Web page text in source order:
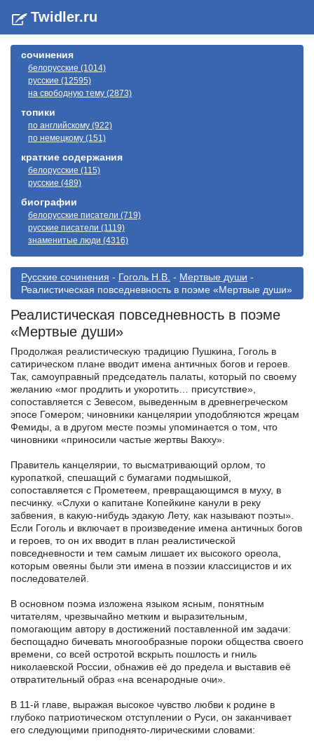
Twidler.ru
сочинения
белорусские (1014)
русские (12595)
на свободную тему (2873)
топики
по английскому (922)
по немецкому (151)
краткие содержания
белорусские (115)
русские (489)
биографии
белорусские писатели (719)
русские писатели (1119)
знаменитые люди (4316)
Русские сочинения - Гоголь Н.В. - Мертвые души -
Реалистическая повседневность в поэме «Мертвые души»
Реалистическая повседневность в поэме
«Мертвые души»
Продолжая реалистическую традицию Пушкина, Гоголь в
сатирическом плане вводит имена античных богов и героев.
Так, самоуправный председатель палаты, который по своему
желанию «мог продлить и укоротить… присутствие»,
сопоставляется с Зевесом, выведенным в древнегреческом
эпосе Гомером; чиновники канцелярии уподобляются жрецам
Фемиды, а в другом месте поэмы упоминается о том, что
чиновники «приносили частые жертвы Вакху».
Правитель канцелярии, то высматривающий орлом, то
куропаткой, спешащий с бумагами подмышкой,
сопоставляется с Прометеем, превращающимся в муху, в
песчинку. «Слухи о капитане Копейкине канули в реку
забвения, в какую-нибудь эдакую Лету, как называют поэты».
Если Гоголь и включает в произведение имена античных богов
и героев, то он их вводит в план реалистической
повседневности и тем самым лишает их высокого ореола,
которым овеяны были эти имена в поэзии классицистов и их
последователей.
В основном поэма изложена языком ясным, понятным
читателям, чрезвычайно метким и выразительным,
помогающим автору в достижений поставленной им задачи:
беспощадно бичевать многообразные пороки общества своего
времени, со всей остротой вскрыть пошлость и гниль
николаевской России, обнажив её до предела и выставив её
отвратительный образ «на всенародные очи».
В 11-й главе, выражая высокое чувство любви к родине в
глубоко патриотическом отступлении о Руси, он заканчивает
его следующими приподнято-лирическими словами: